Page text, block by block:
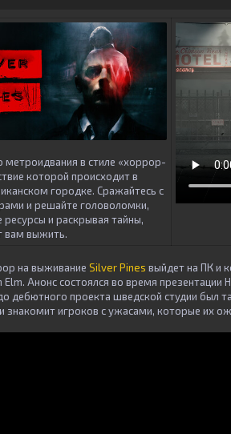
метроидвания в стиле «хоррор-
которой происходит в
городке. Сражайтесь с
и решайте головоломки,
ресурсы и раскрывая тайны,
вам выжить.
на выживание Silver Pines выйдет на ПК и
Elm. Анонс состоялся во время
дебютного проекта шведской студии
знакомит игроков с ужасами, которые их